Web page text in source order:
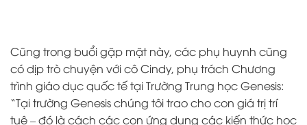
Cũng trong buổi gặp mặt này, các phụ huynh cũng
có dịp trò chuyện với cô Cindy, phụ trách Chương
trình giáo dục quốc tế tại Trường Trung học Genesis:
“Tại trường Genesis chúng tôi trao cho con giá trị trí
tuệ – đó là cách các con ứng dụng các kiến thức học